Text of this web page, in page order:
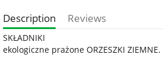
Description Reviews
SKŁADNIKI
ekologiczne prażone ORZESZKI ZIEMNE.